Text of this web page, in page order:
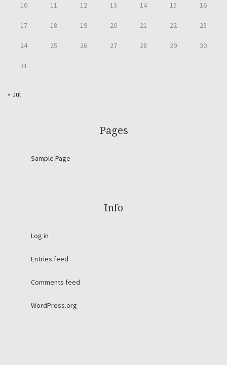
10 11 12 13 14 15 16
17 18 19 20 21 22 23
24 25 26 27 28 29 30
31
« Jul
Pages
Sample Page
Info
Log in
Entries feed
Comments feed
WordPress.org